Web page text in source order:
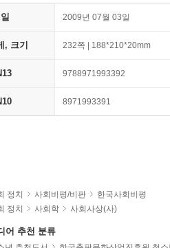
2009년 07월 03일
, 크기 232쪽 | 188*210*20mm
9788971993392
8971993391
정치 사회비평/비판
한국사회비평
정치 사회학 사회사상(사)
어 추천 분류